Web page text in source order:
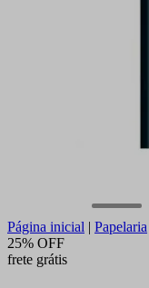
Página inicial | Papelaria
25% OFF
frete grátis